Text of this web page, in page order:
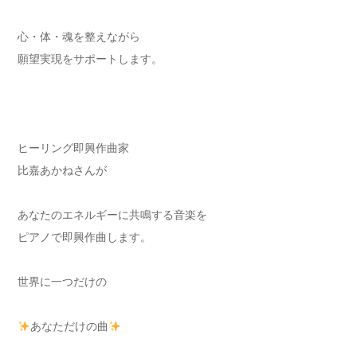
心・体・魂を整えながら
願望実現をサポートします。
ヒーリング即興作曲家
比嘉あかねさんが
あなたのエネルギーに共鳴する音楽を
ピアノで即興作曲します。
世界に一つだけの
あなただけの曲